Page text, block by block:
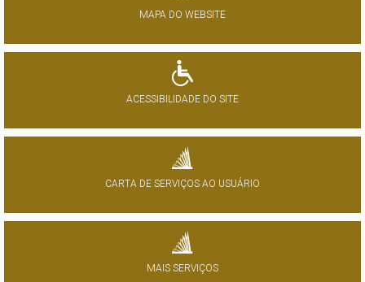
MAPA DO WEBSITE
ACESSIBILIDADE DO SITE
CARTA DE SERVIÇOS AO USUÁRIO
MAIS SERVIÇOS